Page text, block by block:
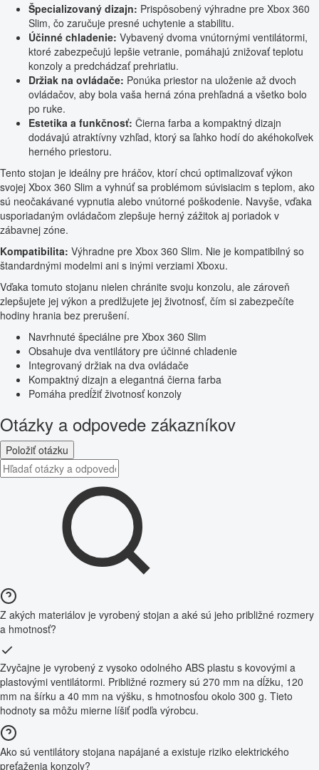
Špecializovaný dizajn: Prispôsobený výhradne pre Xbox 360
Slim, čo zaručuje presné uchytenie a stabilitu.
Účinné chladenie: Vybavený dvoma vnútornými ventilátormi,
ktoré zabezpečujú lepšie vetranie, pomáhajú znižovať teplotu
konzoly a predchádzať prehriatiu.
Držiak na ovládače: Ponúka priestor na uloženie až dvoch
ovládačov, aby bola vaša herná zóna prehľadná a všetko bolo
po ruke.
Estetika a funkčnosť: Čierna farba a kompaktný dizajn
dodávajú atraktívny vzhľad, ktorý sa ľahko hodí do akéhokoľvek
herného priestoru.
Tento stojan je ideálny pre hráčov, ktorí chcú optimalizovať výkon
svojej Xbox 360 Slim a vyhnúť sa problémom súvisiacim s teplom, ako
sú neočakávané vypnutia alebo vnútorné poškodenie. Navyše, vďaka
usporiadaným ovládačom zlepšuje herný zážitok aj poriadok v
zábavnej zóne.
Kompatibilita: Výhradne pre Xbox 360 Slim. Nie je kompatibilný so
štandardnými modelmi ani s inými verziami Xboxu.
Vďaka tomuto stojanu nielen chránite svoju konzolu, ale zároveň
zlepšujete jej výkon a predlžujete jej životnosť, čím si zabezpečíte
hodiny hrania bez prerušení.
Navrhnuté špeciálne pre Xbox 360 Slim
Obsahuje dva ventilátory pre účinné chladenie
Integrovaný držiak na dva ovládače
Kompaktný dizajn a elegantná čierna farba
Pomáha predĺžiť životnosť konzoly
Otázky a odpovede zákazníkov
Položiť otázku
Z akých materiálov je vyrobený stojan a aké sú jeho približné rozmery
a hmotnosť?
Zvyčajne je vyrobený z vysoko odolného ABS plastu s kovovými a
plastovými ventilátormi. Približné rozmery sú 270 mm na dĺžku, 120
mm na šírku a 40 mm na výšku, s hmotnosťou okolo 300 g. Tieto
hodnoty sa môžu mierne líšiť podľa výrobcu.
Ako sú ventilátory stojana napájané a existuje riziko elektrického
preťaženia konzoly?